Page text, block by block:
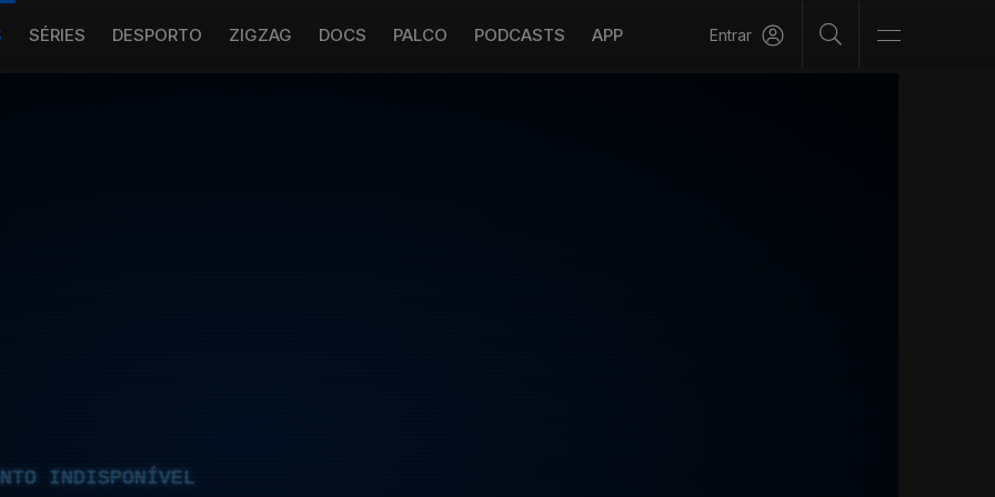
SÉRIES DESPORTO ZIGZAG DOCS PALCO PODCASTS APP Entrar
INDISPONÍVEL